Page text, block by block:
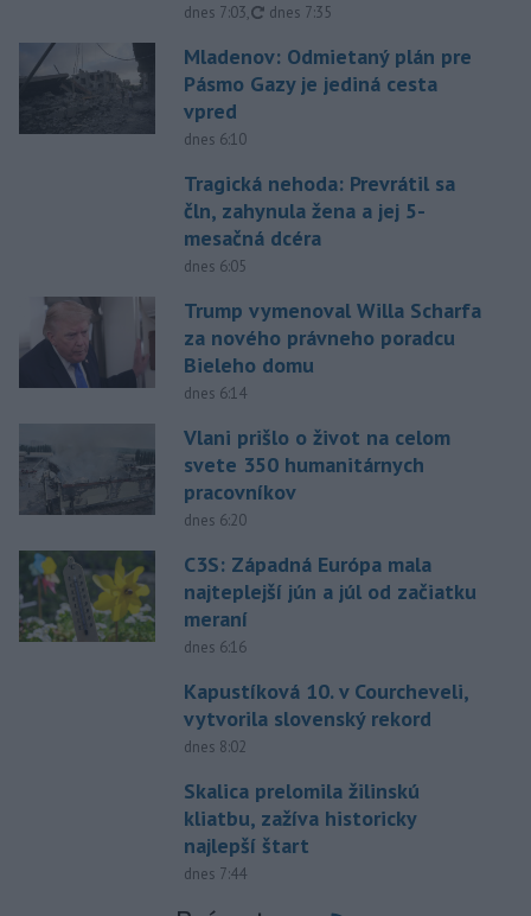
dnes 7:03, aktualizované
dnes 7:35
Mladenov: Odmietaný plán pre
Pásmo Gazy je jediná cesta
vpred
dnes 6:10
Tragická nehoda: Prevrátil sa
čln, zahynula žena a jej 5-
mesačná dcéra
dnes 6:05
Trump vymenoval Willa Scharfa
za nového právneho poradcu
Bieleho domu
dnes 6:14
Vlani prišlo o život na celom
svete 350 humanitárnych
pracovníkov
dnes 6:20
C3S: Západná Európa mala
najteplejší jún a júl od začiatku
meraní
dnes 6:16
Kapustíková 10. v Courcheveli,
vytvorila slovenský rekord
dnes 8:02
Skalica prelomila žilinskú
kliatbu, zažíva historicky
najlepší štart
dnes 7:44